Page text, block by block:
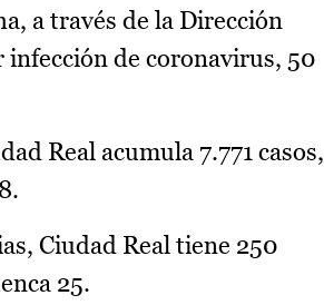
a través de la Dirección
infección de coronavirus, 50
Real acumula 7.771 casos,
Ciudad Real tiene 250
25.